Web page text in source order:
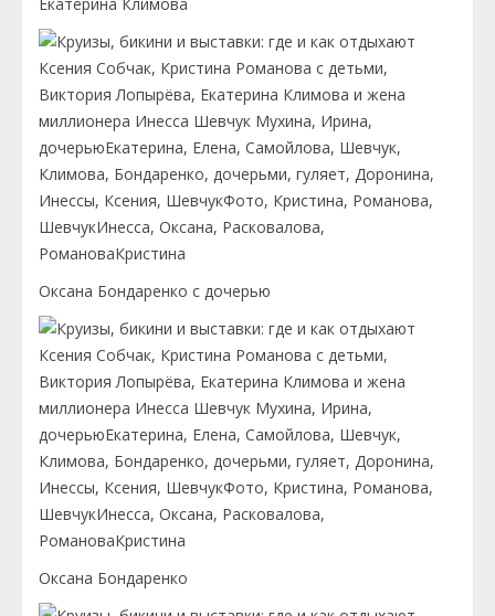
Оксана Бондаренко с дочерью
Оксана Бондаренко